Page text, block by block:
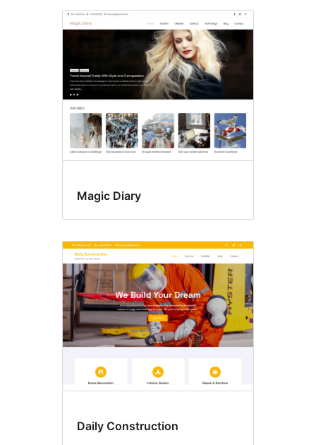
Magic Diary
Daily Construction